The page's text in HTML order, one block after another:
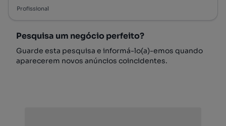
Profissional
Pesquisa um negócio perfeito?
Guarde esta pesquisa e informá-lo(a)-emos quando
aparecerem novos anúncios coincidentes.